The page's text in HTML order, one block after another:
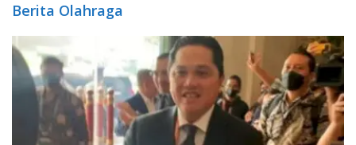
Berita Olahraga